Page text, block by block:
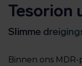
Tesorion
Slimme
Binnen ons